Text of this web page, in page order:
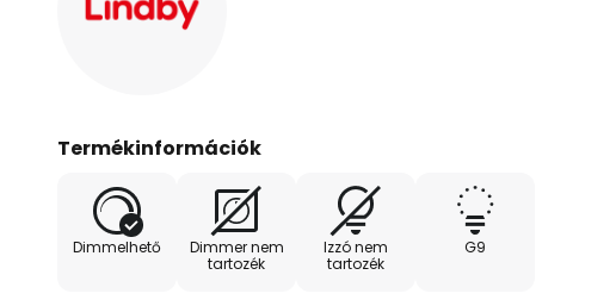
Termékinformációk
Dimmelhető
Dimmer nem
tartozék
Izzó nem
tartozék
G9